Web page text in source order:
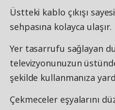
Üstteki kablo çıkışı
sehpasına kolayca ulaşır.
Yer tasarrufu sağlayan
televizyonunuzun
şekilde kullanmanıza
Çekmeceler eşyalarını